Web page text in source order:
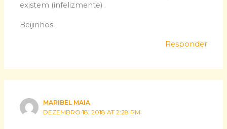
existem (infelizmente) .
Beijinhos
Responder
MARIBEL MAIA
DEZEMBRO 18, 2018 AT 2:28 PM